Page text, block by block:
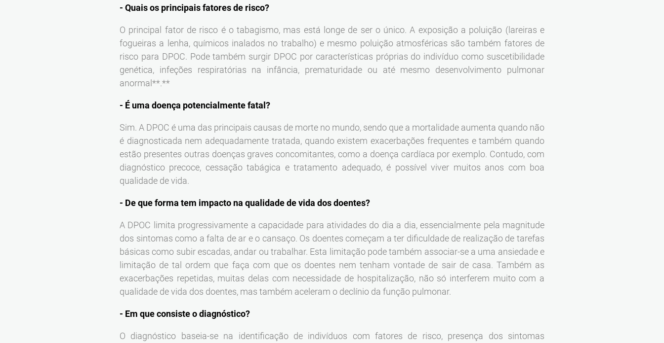
- Quais os principais fatores de risco?
O principal fator de risco é o tabagismo, mas está longe de ser o único. A exposição a poluição (lareiras e
fogueiras a lenha, químicos inalados no trabalho) e mesmo poluição atmosféricas são também fatores de
risco para DPOC. Pode também surgir DPOC por características próprias do indivíduo como suscetibilidade
genética, infeções respiratórias na infância, prematuridade ou até mesmo desenvolvimento pulmonar
anormal**.**
- É uma doença potencialmente fatal?
Sim. A DPOC é uma das principais causas de morte no mundo, sendo que a mortalidade aumenta quando não
é diagnosticada nem adequadamente tratada, quando existem exacerbações frequentes e também quando
estão presentes outras doenças graves concomitantes, como a doença cardíaca por exemplo. Contudo, com
diagnóstico precoce, cessação tabágica e tratamento adequado, é possível viver muitos anos com boa
qualidade de vida.
- De que forma tem impacto na qualidade de vida dos doentes?
A DPOC limita progressivamente a capacidade para atividades do dia a dia, essencialmente pela magnitude
dos sintomas como a falta de ar e o cansaço. Os doentes começam a ter dificuldade de realização de tarefas
básicas como subir escadas, andar ou trabalhar. Esta limitação pode também associar-se a uma ansiedade e
limitação de tal ordem que faça com que os doentes nem tenham vontade de sair de casa. Também as
exacerbações repetidas, muitas delas com necessidade de hospitalização, não só interferem muito com a
qualidade de vida dos doentes, mas também aceleram o declínio da função pulmonar.
- Em que consiste o diagnóstico?
O diagnóstico baseia-se na identificação de indivíduos com fatores de risco, presença dos sintomas